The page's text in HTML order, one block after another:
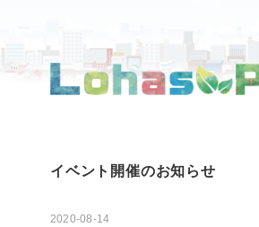
イベント開催のお知らせ
2020-08-14